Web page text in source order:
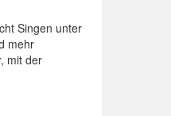
Singen unter
mehr
mit der